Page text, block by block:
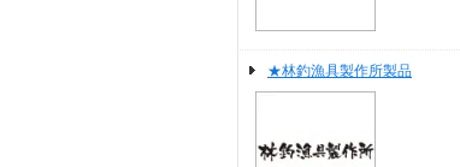
★林釣漁具製作所製品